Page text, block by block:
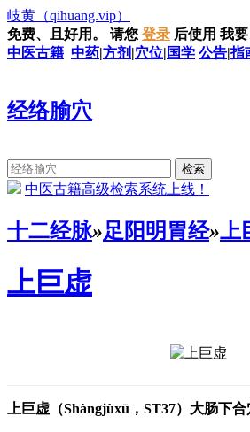
岐黄 （qihuang.vip）
免费、且好用。
请您 登录 后使用 我要
中医古籍 中药|方剂 |穴位| 国学 公告|指
经络腧穴
中医古籍高级检索系统上线！
十二经脉»足阳明胃经»上
上巨虚
上巨虚（Shàngjùxū，ST37）大肠下合